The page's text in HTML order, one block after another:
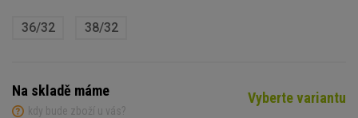
36/32 38/32
Na skladě máme
kdy bude zboží u vás?
Vyberte variantu